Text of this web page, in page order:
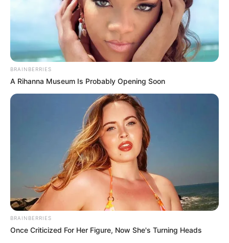
Το τέρας που ζει στις υπόγειες στοές
του Αγίου Όρους..
Σάββατο, 17 Σεπτεμβρίου 2022, 16:21
Το τέρας που ζει στις...
BRAINBERRIES
A Rihanna Museum Is Probably Opening Soon
BRAINBERRIES
Once Criticized For Her Figure, Now She's Turning Heads